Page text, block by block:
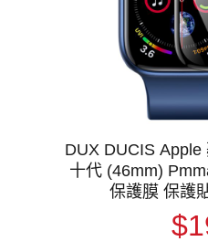
DUX DUCIS Apple
十代 (46mm)
保護膜 保護